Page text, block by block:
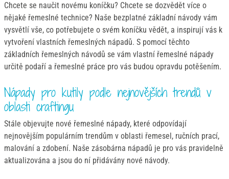
Chcete se naučit novému koníčku? Chcete se dozvědět více o
nějaké řemeslné technice? Naše bezplatné základní návody vám
vysvětlí vše, co potřebujete o svém koníčku vědět, a inspirují vás k
vytvoření vlastních řemeslných nápadů. S pomocí těchto
základních řemeslných návodů se vám vlastní řemeslné nápady
určitě podaří a řemeslné práce pro vás budou opravdu potěšením.
Nápady pro kutily podle nejnovějších trendů v
oblasti craftingu
Stále objevujte nové řemeslné nápady, které odpovídají
nejnovějším populárním trendům v oblasti řemesel, ručních prací,
malování a zdobení. Naše zásobárna nápadů je pro vás pravidelně
aktualizována a jsou do ní přidávány nové návody.